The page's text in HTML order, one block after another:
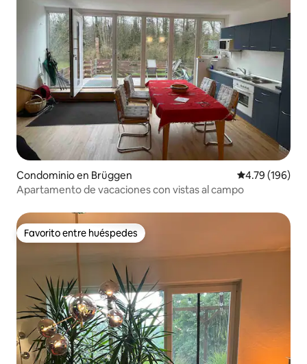
Condominio en Brüggen Calificación
4.79 (196)
Apartamento de vacaciones con vistas al campo
Favorito entre huéspedes
Favorito entre huéspedes